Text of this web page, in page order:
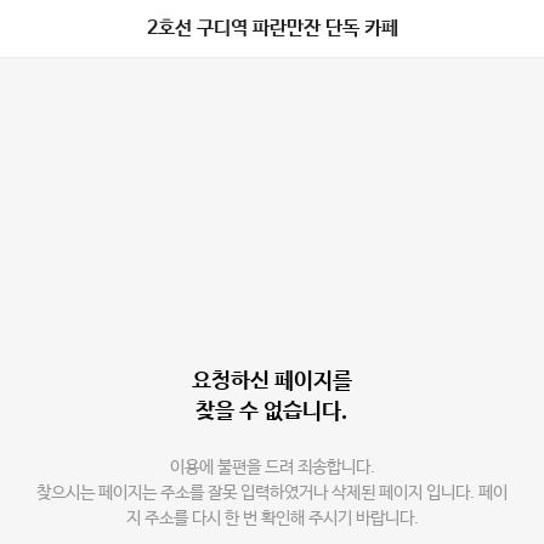
2호선 구디역 파란만잔 단독 카페
요청하신 페이지를
찾을 수 없습니다.
이용에 불편을 드려 죄송합니다.
찾으시는 페이지는 주소를 잘못 입력하였거나 삭제된 페이지 입니다. 페이
지 주소를 다시 한 번 확인해 주시기 바랍니다.